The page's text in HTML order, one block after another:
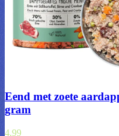
Eend met zoete
gram
4,99